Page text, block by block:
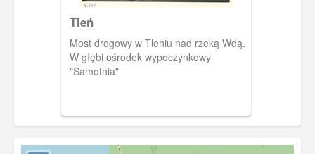
Tleń
Most drogowy w Tleniu nad rzeką Wdą.
W głębi ośrodek wypoczynkowy
"Samotnia"